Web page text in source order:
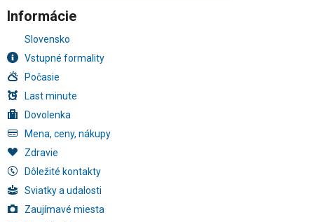
Informácie
Slovensko
Vstupné formality
Počasie
Last minute
Dovolenka
Mena, ceny, nákupy
Zdravie
Dôležité kontakty
Sviatky a udalosti
Zaujímavé miesta